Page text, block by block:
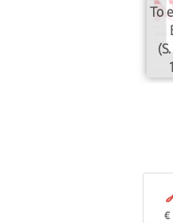
To
€